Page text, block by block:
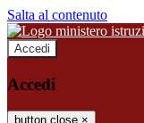
Salta al contenuto
Accedi
Accedi
button close ×